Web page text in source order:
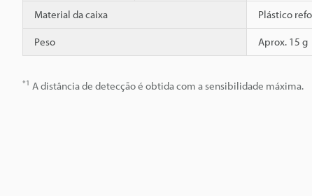
Material da caixa Plástico
Peso Aprox. 15 g
*1 A distância de detecção é obtida com a sensibilidade máxima.